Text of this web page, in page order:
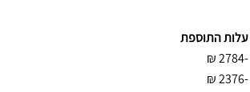
עלות התוספת
-2784
₪
-2376
₪